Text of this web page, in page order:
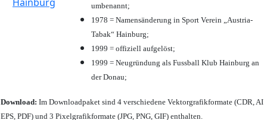
umbenannt;
1978 = Namensänderung in Sport Verein „Austria-
Tabak“ Hainburg;
1999 = offiziell aufgelöst;
1999 = Neugründung als Fussball Klub Hainburg an
der Donau;
Download: Im Downloadpaket sind 4 verschiedene Vektorgrafikformate (CDR, AI
EPS, PDF) und 3 Pixelgrafikformate (JPG, PNG, GIF) enthalten.